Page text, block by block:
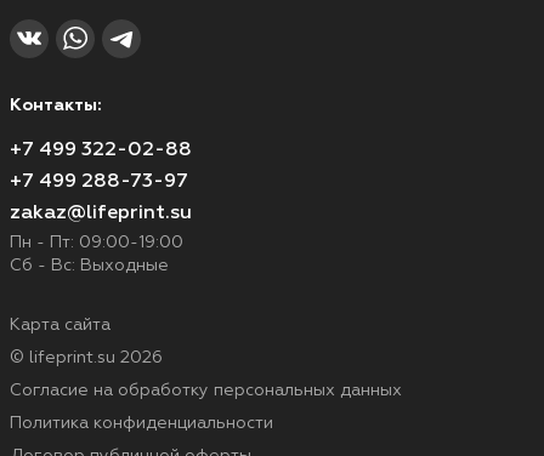
Контакты:
+7 499 322-02-88
+7 499 288-73-97
zakaz@lifeprint.su
Пн - Пт: 09:00-19:00
Сб - Вс: Выходные
Карта сайта
© lifeprint.su 2026
Согласие на обработку персональных данных
Политика конфиденциальности